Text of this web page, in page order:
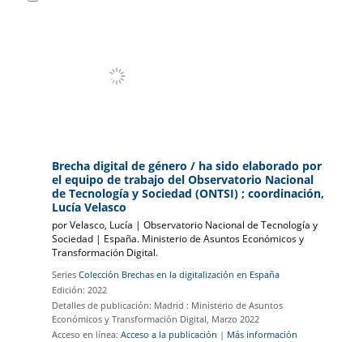
Brecha digital de género/ ha sido elaborado por
el equipo de trabajo del Observatorio Nacional
de Tecnología y Sociedad (ONTSI) ; coordinación,
Lucía Velasco
porVelasco, Lucía |Observatorio Nacional de Tecnología y
Sociedad | España. Ministerio de Asuntos Económicos y
Transformación Digital.
SeriesColección Brechas en la digitalización en España
Edición: 2022
Detalles de publicación: Madrid : Ministerio de Asuntos
Económicos y Transformación Digital, Marzo 2022
Acceso en línea:Acceso a la publicación | Más información